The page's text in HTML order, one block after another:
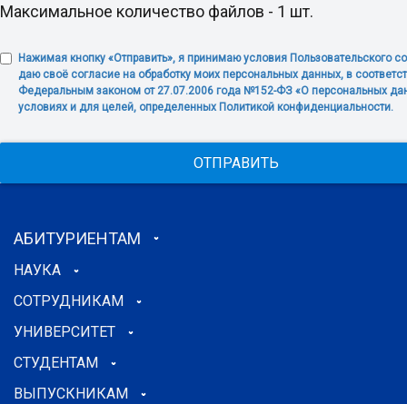
Максимальное количество файлов - 1 шт.
Нажимая кнопку «Отправить», я принимаю условия Пользовательского
даю своё согласие на обработку моих персональных данных, в
Федеральным законом от 27.07.2006 года №152-ФЗ «О персональных
условиях и для целей, определенных Политикой конфиденциальности.
ОТПРАВИТЬ
АБИТУРИЕНТАМ
НАУКА
СОТРУДНИКАМ
УНИВЕРСИТЕТ
СТУДЕНТАМ
ВЫПУСКНИКАМ